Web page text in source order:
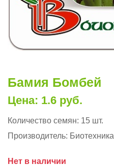
Бамия Бомбей
Цена: 1.6 руб.
Количество семян: 15 шт.
Производитель: Биотехника
Нет в наличии